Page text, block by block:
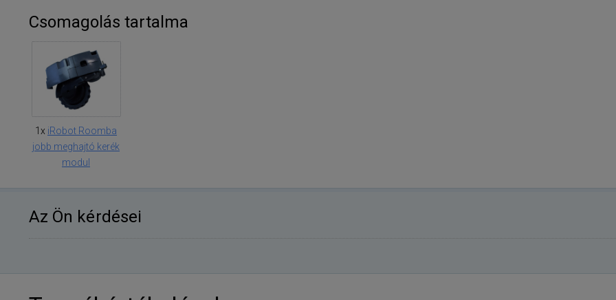
Csomagolás tartalma
1x iRobot Roomba
jobb meghajtó kerék
modul
Az Ön kérdései